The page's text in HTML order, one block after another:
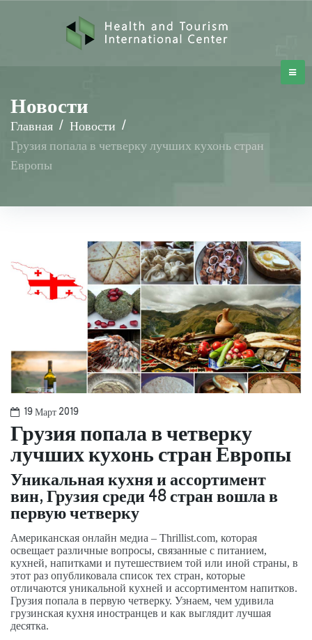
Новости
Главная / Новости /
Грузия попала в четверку лучших кухонь стран
Европы
19 Март 2019
Грузия попала в четверку
лучших кухонь стран Европы
Уникальная кухня и ассортимент
вин, Грузия среди 48 стран вошла в
первую четверку
Американская онлайн медиа – Thrillist.com, которая
освещает различные вопросы, связанные с питанием,
кухней, напитками и путешествием той или иной страны, в
этот раз опубликовала список тех стран, которые
отличаются уникальной кухней и ассортиментом напитков.
Грузия попала в первую четверку. Узнаем, чем удивила
грузинская кухня иностранцев и как выглядит лучшая
десятка.